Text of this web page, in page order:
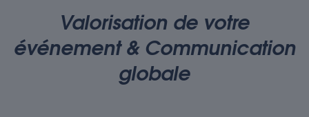
Valorisation de votre
événement & Communication
globale